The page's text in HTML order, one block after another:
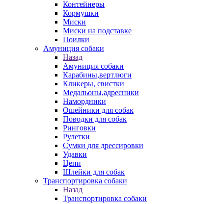
Контейнеры
Кормушки
Миски
Миски на подставке
Поилки
Амуниция собаки
Назад
Амуниция собаки
Карабины,вертлюги
Кликеры, свистки
Медальоны,адресники
Намордники
Ошейники для собак
Поводки для собак
Ринговки
Рулетки
Сумки для дрессировки
Удавки
Цепи
Шлейки для собак
Транспортировка собаки
Назад
Транспортировка собаки